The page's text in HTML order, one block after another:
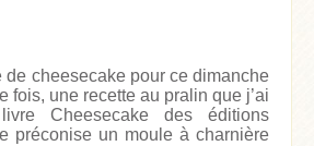
de cheesecake pour ce dimanche
fois, une recette au pralin que j’ai
Cheesecake des éditions
préconise un moule à charnière